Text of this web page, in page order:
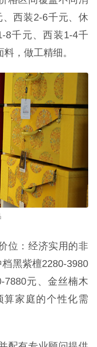
西装2-6千元、休
8千元、西装1-4千
，做工精细。
位：经济实用的非
黑紫檀2280-3980
7880元、金丝楠木
算家庭的个性化需